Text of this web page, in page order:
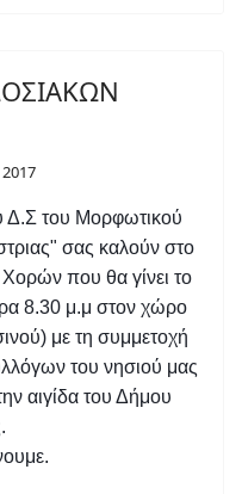
Δ.Σ του Μορφωτικού
σας καλούν στο
που θα γίνει το
8.30 μ.μ στον χώρο
με τη συμμετοχή
του νησιού μας
αιγίδα του Δήμου